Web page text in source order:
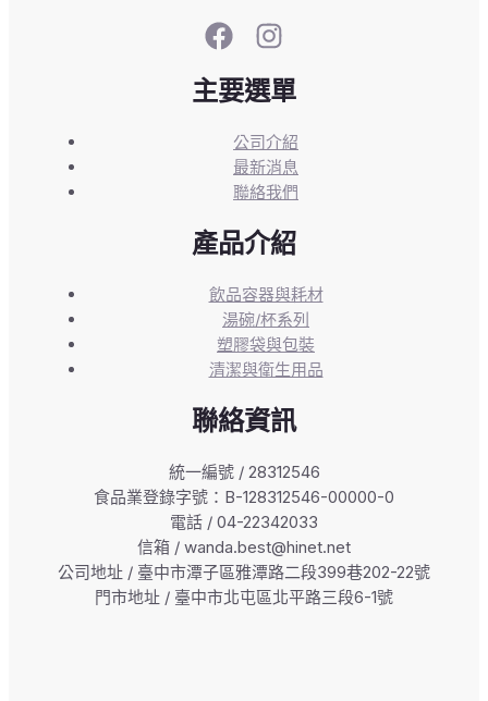
主要選單
公司介紹
最新消息
聯絡我們
產品介紹
飲品容器與耗材
湯碗/杯系列
塑膠袋與包裝
清潔與衛生用品
聯絡資訊
統一編號 / 28312546
食品業登錄字號：B-128312546-00000-0
電話 / 04-22342033
信箱 / wanda.best@hinet.net
公司地址 / 臺中市潭子區雅潭路二段399巷202-22號
門市地址 / 臺中市北屯區北平路三段6-1號